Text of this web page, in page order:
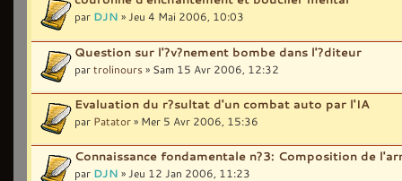
par DJN » Jeu 4 Mai 2006, 10:03
Question sur l'?v?nement bombe dans l'?diteur
partrolinours» Sam 15 Avr 2006, 12:32
Evaluation du r?sultat d'un combat auto par l'IA
par Patator» Mer 5 Avr 2006, 15:36
Connaissance fondamentale n?3: Composition de
par DJN » Jeu 12 Jan 2006, 11:23